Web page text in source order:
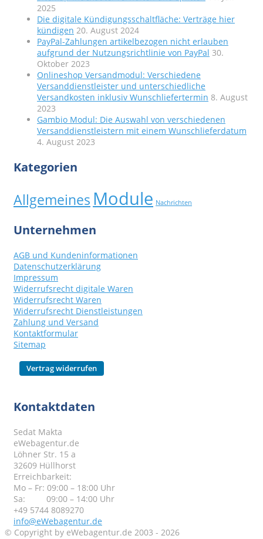
2025
Die digitale Kündigungsschaltfläche: Verträge hier
kündigen 20. August 2024
PayPal-Zahlungen artikelbezogen nicht erlauben
aufgrund der Nutzungsrichtlinie von PayPal 30.
Oktober 2023
Onlineshop Versandmodul: Verschiedene
Versanddienstleister und unterschiedliche
Versandkosten inklusiv Wunschliefertermin 8. August
2023
Gambio Modul: Die Auswahl von verschiedenen
Versanddienstleistern mit einem Wunschlieferdatum
4. August 2023
Kategorien
Allgemeines Module Nachrichten
Unternehmen
AGB und Kundeninformationen
Datenschutzerklärung
Impressum
Widerrufsrecht digitale Waren
Widerrufsrecht Waren
Widerrufsrecht Dienstleistungen
Zahlung und Versand
Kontaktformular
Sitemap
Kontaktdaten
Sedat Makta
eWebagentur.de
Löhner Str. 15 a
32609 Hüllhorst
Erreichbarkeit:
Mo – Fr: 09:00 – 18:00 Uhr
Sa: 09:00 – 14:00 Uhr
+49 5744 8089270
info@eWebagentur.de
© Copyright by eWebagentur.de 2003 - 2026